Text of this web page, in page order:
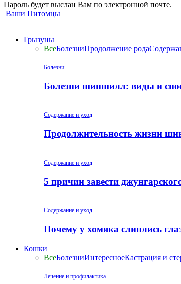
Пароль будет выслан Вам по электронной почте.
Ваши Питомцы
Грызуны
ВсеБолезниПродолжение рода
Болезни
Болезни шиншилл: виды и
Содержание и уход
Продолжительность жизни
Содержание и уход
5 причин завести
Содержание и уход
Почему у хомяка слиплись
Кошки
ВсеБолезниИнтересноеКастрация и
Лечение и профилактика